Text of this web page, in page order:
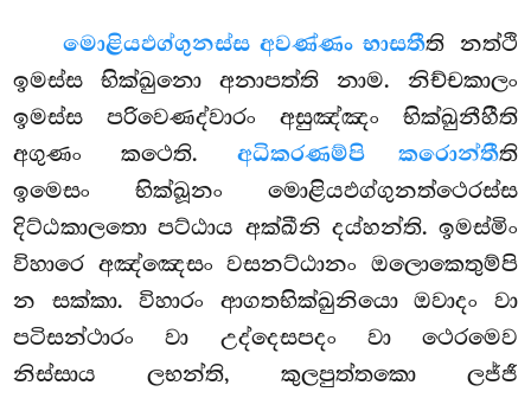
මොළියඵග්ගුනස්ස අවණ්ණං භාසතීති නත්ථි
ඉමස්ස භික්ඛුනො අනාපත්ති නාම. නිච්චකාලං
ඉමස්ස පරිවෙණද්වාරං අසුඤ්ඤං භික්ඛුනීහීති
අගුණං කථෙති. අධිකරණම්පි කරොන්තීති
ඉමෙසං භික්ඛූනං මොළියඵග්ගුනත්ථෙරස්ස
දිට්ඨකාලතො පට්ඨාය අක්ඛීනි දය්හන්ති. ඉමස්මිං
විහාරෙ අඤ්ඤෙසං වසනට්ඨානං ඔලොකෙතුම්පි
න සක්කා. විහාරං ආගතභික්ඛුනියො ඔවාදං වා
පටිසන්ථාරං වා උද්දෙසපදං වා ථෙරමෙව
නිස්සාය ලභන්ති, කුලපුත්තකො ලජ්ජී